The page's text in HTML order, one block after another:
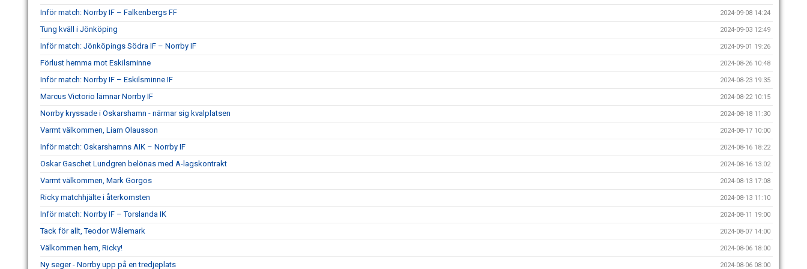
Inför match: Norrby IF – Falkenbergs FF 2024-09-08 14:24
Tung kväll i Jönköping 2024-09-03 12:49
Inför match: Jönköpings Södra IF – Norrby IF 2024-09-01 19:26
Förlust hemma mot Eskilsminne 2024-08-26 10:48
Inför match: Norrby IF – Eskilsminne IF 2024-08-23 19:35
Marcus Victorio lämnar Norrby IF 2024-08-22 10:15
Norrby kryssade i Oskarshamn - närmar sig kvalplatsen 2024-08-18 11:30
Varmt välkommen, Liam Olausson 2024-08-17 10:00
Inför match: Oskarshamns AIK – Norrby IF 2024-08-16 18:22
Oskar Gaschet Lundgren belönas med A-lagskontrakt 2024-08-16 13:02
Varmt välkommen, Mark Gorgos 2024-08-13 17:08
Ricky matchhjälte i återkomsten 2024-08-13 11:10
Inför match: Norrby IF – Torslanda IK 2024-08-11 19:00
Tack för allt, Teodor Wålemark 2024-08-07 14:00
Välkommen hem, Ricky! 2024-08-06 18:00
Ny seger - Norrby upp på en tredjeplats 2024-08-06 08:00